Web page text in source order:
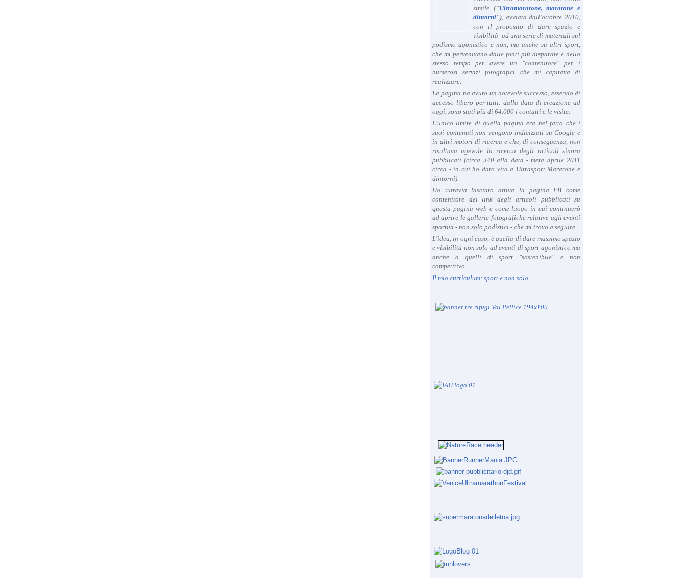
simile ("Ultramaratone, maratone e
dintorni"), avviata dall'ottobre 2010,
con il proposito di dare spazio e
visibilità ad una serie di materiali sul
podismo agonistico e non, ma anche su altri sport,
che mi pervenivano dalle fonti più disparate e nello
stesso tempo per avere un "contenitore" per i
numerosi servizi fotografici che mi capitava di
realizzare.
La pagina ha avuto un notevole successo, essendo di
accesso libero per tutti: dalla data di creazione ad
oggi, sono stati più di 64.000 i contatti e le visite.
L'unico limite di quella pagina era nel fatto che i
suoi contenuti non vengono indicizzati su Google e
in altri motori di ricerca e che, di conseguenza, non
risultava agevole la ricerca degli articoli sinora
pubblicati (circa 340 alla data - metà aprile 2011
circa - in cui ho dato vita a Ultrasport Maratone e
dintorni).
Ho tuttavia lasciato attiva la pagina FB come
contenitore dei link degli articoli pubblicati su
questa pagina web e come luogo in cui continuerò
ad aprire le gallerie fotografiche relative agli eventi
sportivi - non solo podistici - che mi trovo a seguire.
L'idea, in ogni caso, è quella di dare massimo spazio
e visibilità non solo ad eventi di sport agonistico ma
anche a quelli di sport "sostenibile" e non
competitivo...
Il mio curriculum: sport e non solo